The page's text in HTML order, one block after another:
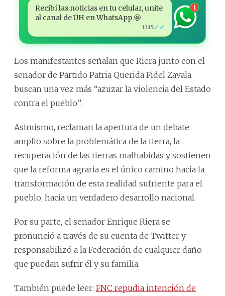
Recibí las noticias en tu celular, unite
al canal de ÚH en WhatsApp 🤩
11:15✓✓
1
Los manifestantes señalan que Riera junto con el
senador de Partido Patria Querida Fidel Zavala
buscan una vez más “azuzar la violencia del Estado
contra el pueblo”.
Asimismo, reclaman la apertura de un debate
amplio sobre la problemática de la tierra, la
recuperación de las tierras malhabidas y sostienen
que la reforma agraria es el único camino hacia la
transformación de esta realidad sufriente para el
pueblo, hacia un verdadero desarrollo nacional.
Por su parte, el senador Enrique Riera se
pronunció a través de su cuenta de Twitter y
responsabilizó a la Federación de cualquier daño
que puedan sufrir él y su familia.
También puede leer: FNC repudia intención de